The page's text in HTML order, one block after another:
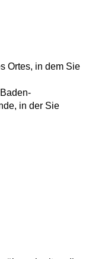
Ortes, in dem Sie
in der Sie